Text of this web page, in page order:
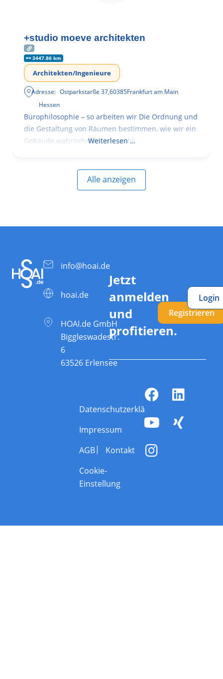
+studio moeve architekten
3447.86 km
Architekten/Ingenieure
Adresse: Ostparkstarße 37,60385Frankfurt am Main
Hessen
Bürophilosophie – so arbeiten wir Die Ordnung und
die Gestaltung von Räumen bestimmen, wie wir ein
Gebäude wahrnehmen, wie wohl
Weiterlesen …
Alle anzeigen
info@hoai.de
hoai.de
HOAI.de GmbH
Biggleswadestr.
6
63526 Erlensee
Jetzt
anmelden
und
profitieren.
Registrieren
Login
Datenschutzerklärung
Impressum
AGB
Kontakt
Cookie-
Einstellung